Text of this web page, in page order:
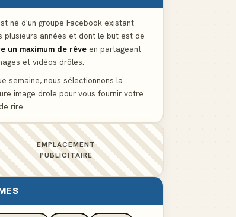
né d'un groupe Facebook existant
plusieurs années et dont le but est de
un maximum de rêve en partageant
et vidéos drôles.
semaine, nous sélectionnons la
image drole pour vous fournir votre
rire.
EMPLACEMENT
PUBLICITAIRE